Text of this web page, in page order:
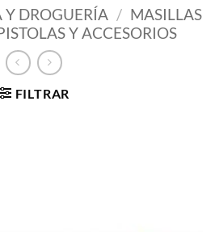
Y DROGUERÍA / MASILLAS
Y ACCESORIOS
FILTRAR